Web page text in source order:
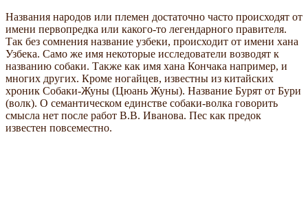
Названия народов или племен достаточно часто происходят от
имени первопредка или какого-то легендарного правителя.
Так без сомнения название узбеки, происходит от имени хана
Узбека. Само же имя некоторые исследователи возводят к
названию собаки. Также как имя хана Кончака например, и
многих других. Кроме ногайцев, известны из китайских
хроник Собаки-Жуны (Цюань Жуны). Название Бурят от Бури
(волк). О семантическом единстве собаки-волка говорить
смысла нет после работ В.В. Иванова. Пес как предок
известен повсеместно.